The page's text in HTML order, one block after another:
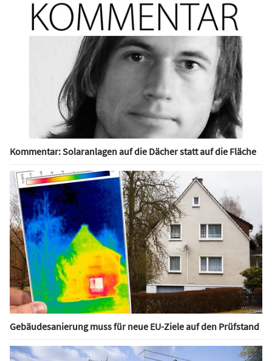
Kommentar: Solaranlagen auf die Dächer statt auf die Fläche
Gebäudesanierung muss für neue EU-Ziele auf den Prüfstand